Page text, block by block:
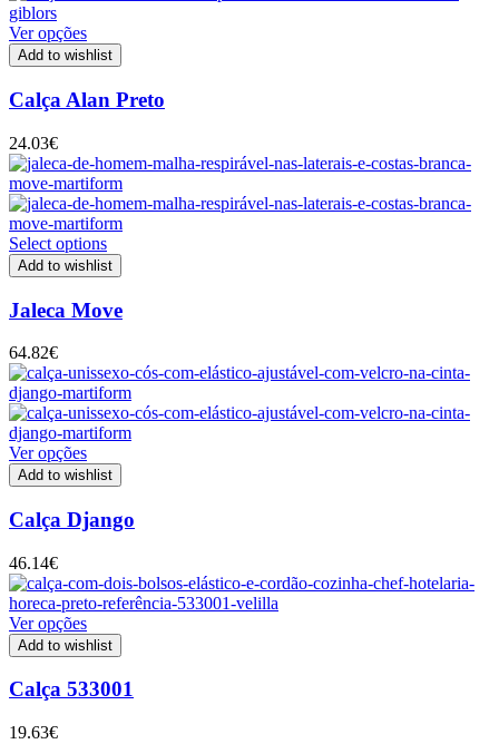
Ver opções
Add to wishlist
Calça Alan Preto
24.03€
Select options
Add to wishlist
Jaleca Move
64.82€
Ver opções
Add to wishlist
Calça Django
46.14€
Ver opções
Add to wishlist
Calça 533001
19.63€